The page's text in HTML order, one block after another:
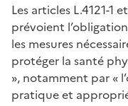
Les articles L.4121-1
prévoient
les mesures
protéger la santé
», notamment par «
pratique et